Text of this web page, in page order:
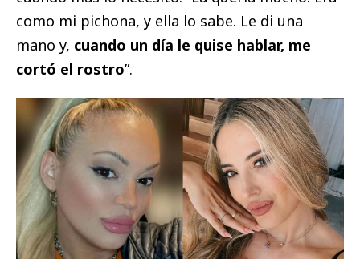
como mi pichona, y ella lo sabe. Le di una
mano y, cuando un día le quise hablar, me
cortó el rostro”.